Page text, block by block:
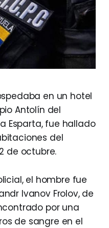
en un hotel
Antolín del
Esparta, fue hallado
del
de octubre.
el hombre fue
Ivanov Frolov, de
por una
de sangre en el